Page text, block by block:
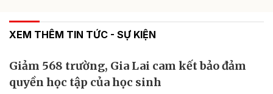
XEM THÊM TIN TỨC - SỰ KIỆN
Giảm 568 trường, Gia Lai cam kết bảo đảm
quyền học tập của học sinh